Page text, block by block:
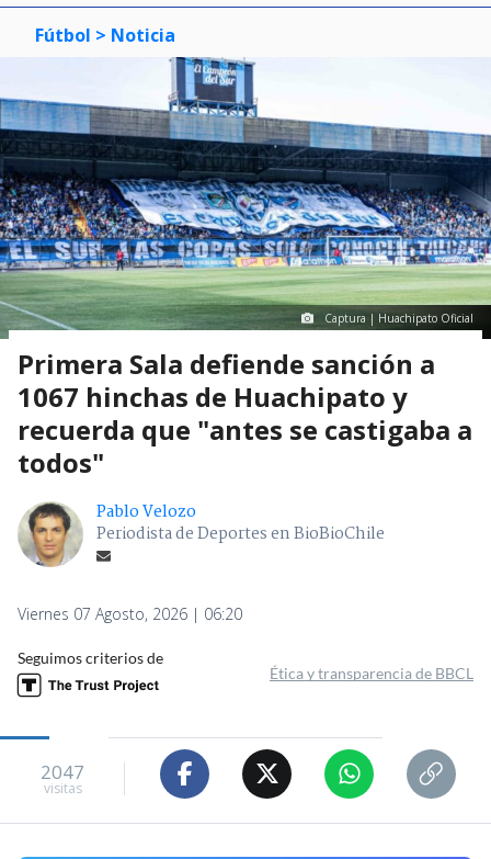
Fútbol > Noticia
Captura | Huachipato Oficial
Primera Sala defiende sanción a
1067 hinchas de Huachipato y
recuerda que "antes se castigaba a
todos"
Pablo Velozo
Periodista de Deportes en BioBioChile
Viernes 07 Agosto, 2026 | 06:20
Seguimos criterios de
Ética y transparencia de BBCL
2047
visitas